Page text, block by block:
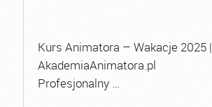
Kurs Animatora – Wakacje 2025 |
AkademiaAnimatora.pl
Profesjonalny …